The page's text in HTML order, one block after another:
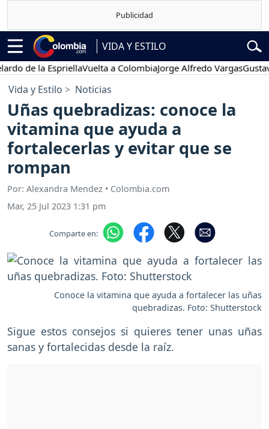
VIDA Y ESTILO
la EspriellaVuelta a ColombiaJorge Alfredo VargasGustavo Petro
Vida y Estilo Noticias
Uñas quebradizas: conoce la
vitamina que ayuda a
fortalecerlas y evitar que se
rompan
Por: Alexandra Mendez • Colombia.com
Mar, 25 Jul 2023 1:31 pm
Comparte en:
Conoce la vitamina que ayuda a fortalecer las uñas
quebradizas. Foto: Shutterstock
Sigue estos consejos si quieres tener unas uñas
sanas y fortalecidas desde la raíz.